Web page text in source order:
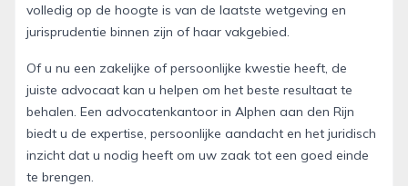
volledig op de hoogte is van de laatste wetgeving en
jurisprudentie binnen zijn of haar vakgebied.
Of u nu een zakelijke of persoonlijke kwestie heeft, de
juiste advocaat kan u helpen om het beste resultaat te
behalen. Een advocatenkantoor in Alphen aan den Rijn
biedt u de expertise, persoonlijke aandacht en het juridisch
inzicht dat u nodig heeft om uw zaak tot een goed einde
te brengen.